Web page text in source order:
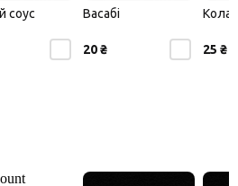
соус Васабі
20 ₴
Кола
25 ₴